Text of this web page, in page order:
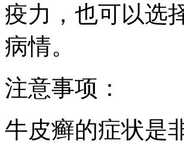
疫力，也可以选
病情。
注意事项：
牛皮癣的症状是